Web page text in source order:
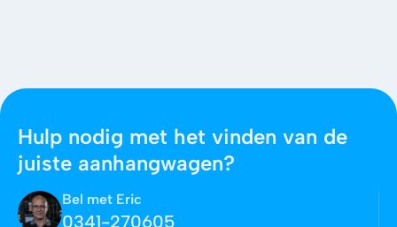
Hulp nodig met het vinden van de
juiste aanhangwagen?
Bel met Eric
0341-270605